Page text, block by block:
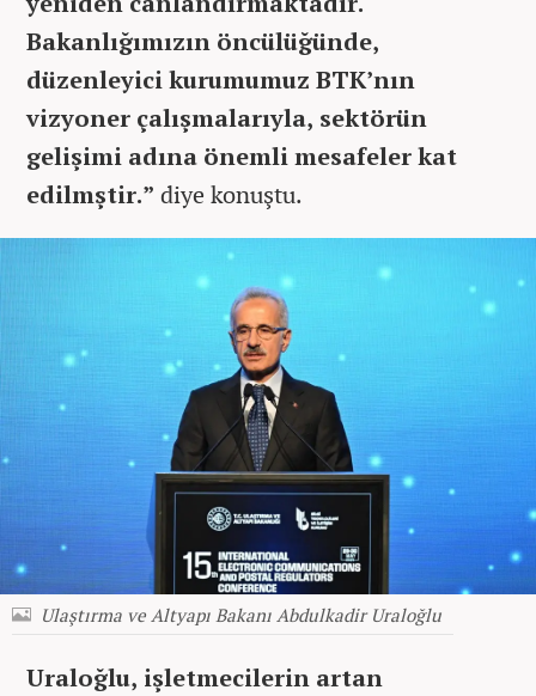
Bakanlığımızın öncülüğünde,
düzenleyici kurumumuz BTK’nın
vizyoner çalışmalarıyla, sektörün
gelişimi adına önemli mesafeler kat
edilmştir.” diye konuştu.
Ulaştırma ve Altyapı Bakanı Abdulkadir Uraloğlu
Uraloğlu, işletmecilerin artan